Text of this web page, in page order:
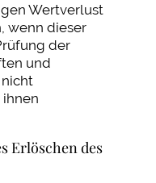
Wertverlust
wenn dieser
der
und
Erlöschen des